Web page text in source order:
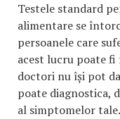
Testele standard
alimentare se
persoanele care
acest lucru poate
doctori nu își pot
poate diagnostica,
al simptomelor tale.